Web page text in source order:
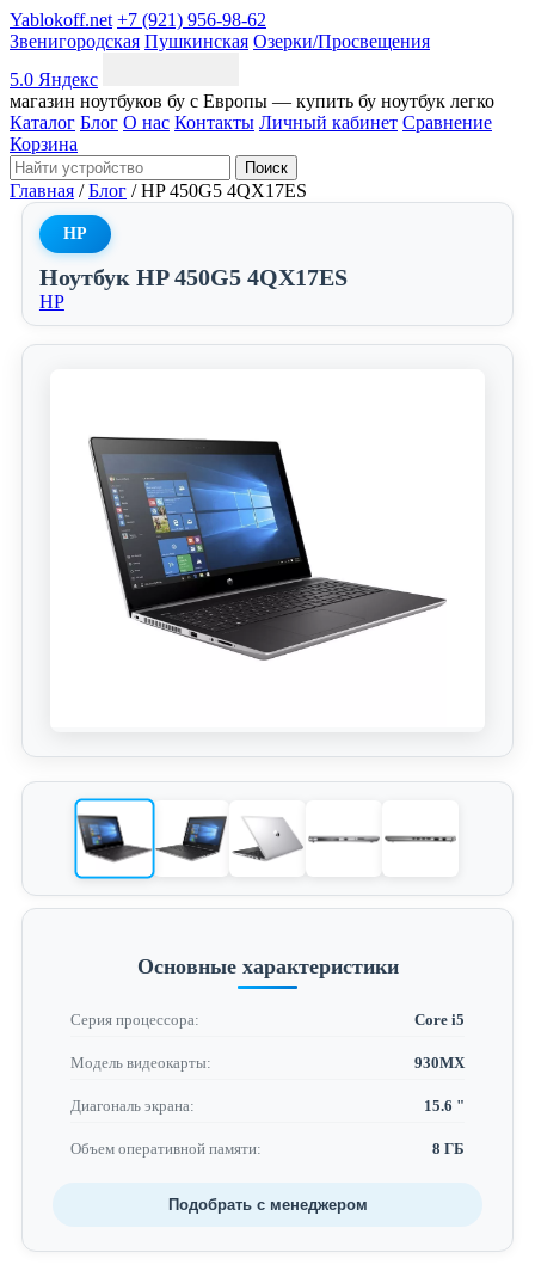
Yablokoff.net +7 (921) 956-98-62
Звенигородская Пушкинская Озерки/Просвещения
5.0 Яндекс
магазин ноутбуков бу с Европы — купить бу ноутбук легко
Каталог Блог О нас Контакты Личный кабинет Сравнение
Корзина
Поиск
Главная / Блог / HP 450G5 4QX17ES
HP
Ноутбук HP 450G5 4QX17ES
HP
Основные характеристики
Серия процессора: Core i5
Модель видеокарты: 930MX
Диагональ экрана: 15.6 "
Объем оперативной памяти: 8 ГБ
Подобрать с менеджером